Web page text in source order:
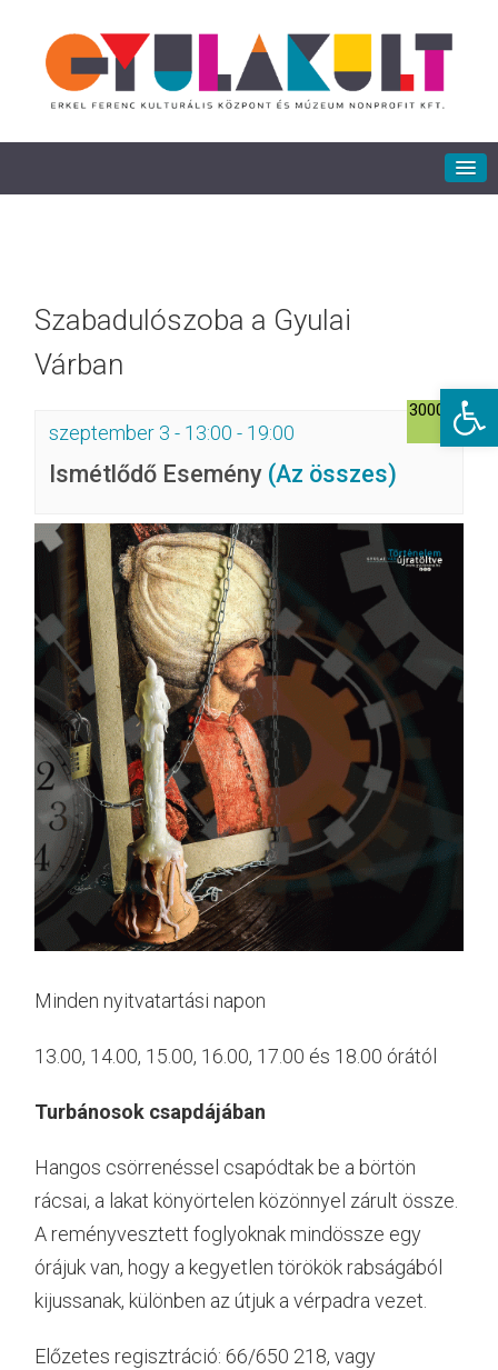
Szabadulószoba a Gyulai
Várban
szeptember 3 - 13:00 - 19:00
Ismétlődő Esemény (Az összes)
3000Ft
Minden nyitvatartási napon
13.00, 14.00, 15.00, 16.00, 17.00 és 18.00 órától
Turbánosok csapdájában
Hangos csörrenéssel csapódtak be a börtön
rácsai, a lakat könyörtelen közönnyel zárult össze.
A reményvesztett foglyoknak mindössze egy
órájuk van, hogy a kegyetlen törökök rabságából
kijussanak, különben az útjuk a vérpadra vezet.
Előzetes regisztráció: 66/650 218, vagy